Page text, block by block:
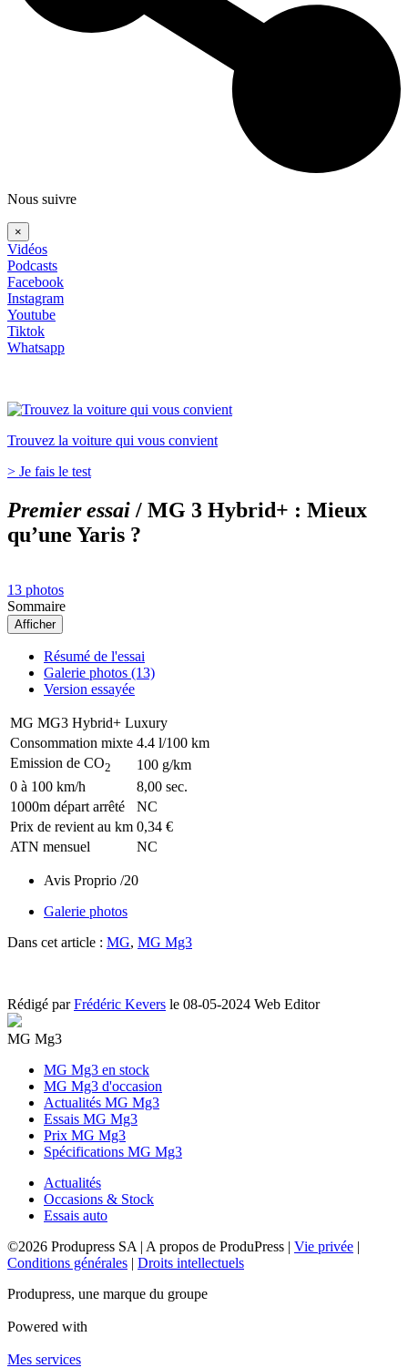
Nous suivre
×
Vidéos
Podcasts
Facebook
Instagram
Youtube
Tiktok
Whatsapp
Trouvez la voiture qui vous convient
> Je fais le test
Premier essai / MG 3 Hybrid+ : Mieux
qu’une Yaris ?
13 photos
Sommaire
Afficher
Résumé de l'essai
Galerie photos (13)
Version essayée
MG MG3 Hybrid+ Luxury
Consommation mixte 4.4 l/100 km
Emission de CO2
100 g/km
0 à 100 km/h
8,00 sec.
1000m départ arrêté
NC
Prix de revient au km 0,34 €
ATN mensuel
NC
Avis Proprio /20
Galerie photos
Dans cet article : MG, MG Mg3
Rédigé parFrédéric Kevers le 08-05-2024 Web Editor
MG Mg3
MG Mg3 en stock
MG Mg3 d'occasion
Actualités MG Mg3
Essais MG Mg3
Prix MG Mg3
Spécifications MG Mg3
Actualités
Occasions & Stock
Essais auto
©2026 Produpress SA | A propos de ProduPress | Vie privée |
Conditions générales | Droits intellectuels
Produpress, une marque du groupe
Powered with
Mes services